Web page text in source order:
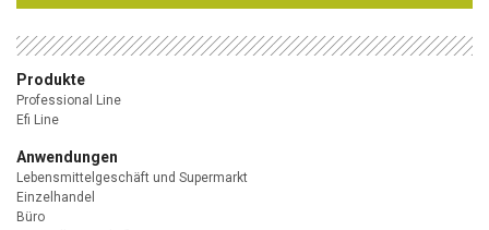
Produkte
Professional Line
Efi Line
Anwendungen
Lebensmittelgeschäft und Supermarkt
Einzelhandel
Büro